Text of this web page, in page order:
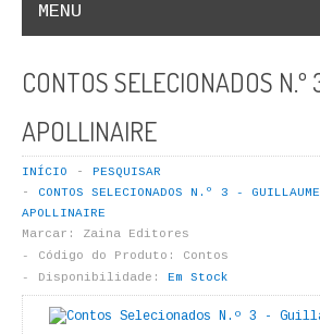
MENU
COLEÇÃO APRENDE A COLORIR
LIVROS DE PINTAR
INFANTO - JUVENIL
ANTROPOLOGIA E SOCIOLOGIA
CONTOS SELECIONADOS
APOLLINAIRE
INÍCIO
PESQUISAR
CONTOS SELECIONADOS N.º 3 - GUILLAUME
APOLLINAIRE
Marcar:
Zaina Editores
Código do Produto:
Contos
Disponibilidade:
Em Stock